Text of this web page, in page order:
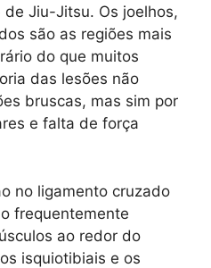
Jiu-Jitsu. Os joelhos,
são as regiões mais
do que muitos
das lesões não
bruscas, mas sim por
e falta de força
no ligamento cruzado
frequentemente
ao redor do
isquiotibiais e os